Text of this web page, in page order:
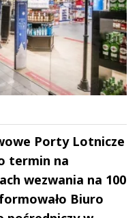
Porty Lotnicze
termin na
wezwania na 100
Biuro